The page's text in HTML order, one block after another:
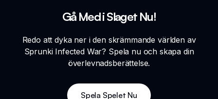
Gå Med i Slaget Nu!
Redo att dyka ner i den skrämmande världen av
Sprunki Infected War? Spela nu och skapa din
överlevnadsberättelse.
Spela Spelet Nu